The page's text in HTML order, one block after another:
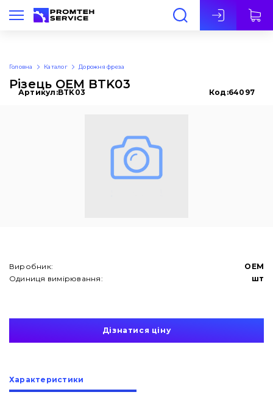
Укр
Про нас
Головна Каталог Дорожня фреза
Різець OEM BTK03
Артикул:BTK03 Код:64097
Виробник:
OEM
Одиниця вимірювання:
шт
Дізнатися ціну
Характеристики